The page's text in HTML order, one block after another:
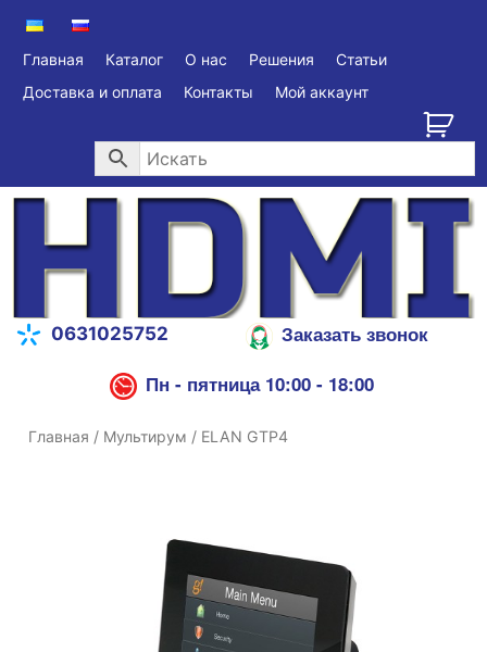
Главная Каталог О нас Решения
Статьи
Доставка и оплата
Контакты Мой аккаунт
0631025752
Заказать звонок
Пн - пятница 10:00 - 18:00
Главная / Мультирум / ELAN GTP4